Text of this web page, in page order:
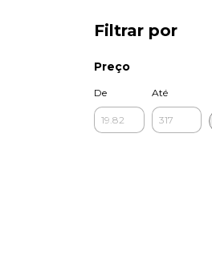
Filtrar por
Preço
De Até